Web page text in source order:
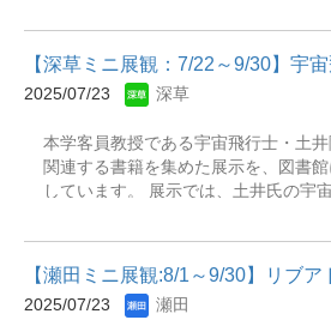
ン』『ジョーズ』『インディ・ジョ
『ディープ・インパクト』 &nbsp;
に若山牧水の作品にふれてみてくだ
期間：2025年8月1日（金）～2025年9
（火）展示場所：瀬田図書館本館１階
D（新館への通路脇） 主な展示資料『
若山牧水 : 酒と恋と漂泊の歌人』『新
み紀行』『牧水の心を旅する』『新
館2Fの本の中から、面白そうな本・
たタイトルの本など手に取りやすそう
にピックアップしました。専攻分野
もよし、気になる分野を開拓するのも
す。ぜひお越しください。※冊数の
く展示をあきらめた本たちがたくさん
館2Fの書架にはより専門的な本など
ますので合わせてご利用ください。
2025年8月1日（金）～2025年９月
場所：瀬田図書館本館１階展観A（ゲ
展示資料『おバカな答えもAI (あい)
能はどうやって学習しているのか?』
つプロが教えるセキュリティの基礎』
2025/07/23 深草
本学客員教授である宇宙飛行士・土井
関連する書籍を集めた展示を、図書
しています。 展示では、土井氏の宇宙
できる多彩な書籍をご紹介していま
が、宇宙や宇宙飛行士、科学について
に感じられる機会として、ぜひご覧
展示期間：2025年7月22日(火)～2025
2025/07/23 瀬田